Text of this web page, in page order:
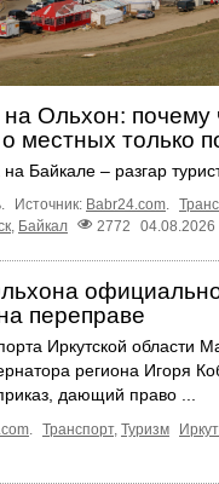
Ольхон: почему
местных только
Байкале – разгар
Источник: Babr24.com.
Байкал 2772 04.08.2026
переправе
Иркутской области
региона Игоря
дающий право ...
Транспорт, Туризм